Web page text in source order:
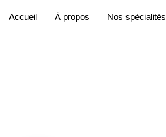
Accueil À propos Nos spécialités